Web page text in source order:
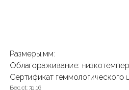
Размеры,мм:
Облагораживание:
Сертификат геммологического
Вес,ct: 31,16